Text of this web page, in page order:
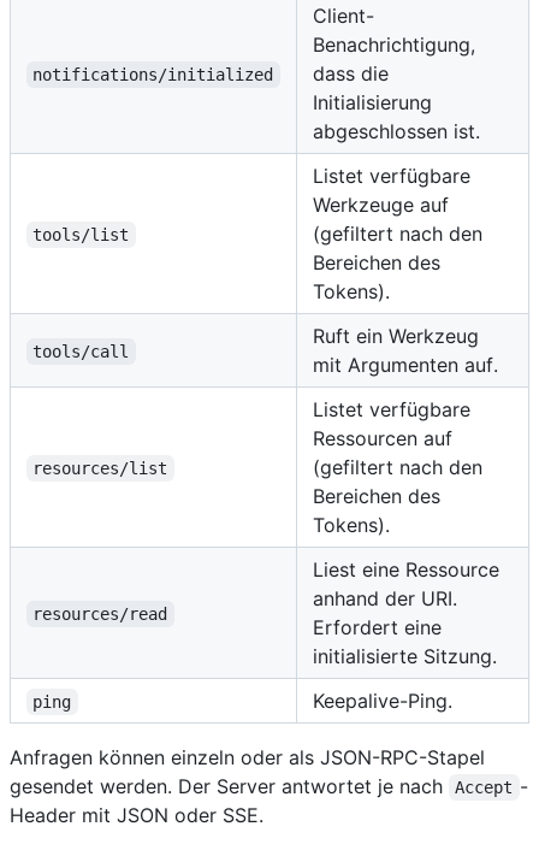
notifications/initialized
Client-
Benachrichtigung,
dass die
Initialisierung
abgeschlossen ist.
tools/list
Listet verfügbare
Werkzeuge auf
(gefiltert nach den
Bereichen des
Tokens).
tools/call
Ruft ein Werkzeug
mit Argumenten auf.
resources/list
Listet verfügbare
Ressourcen auf
(gefiltert nach den
Bereichen des
Tokens).
resources/read
Liest eine Ressource
anhand der URI.
Erfordert eine
initialisierte Sitzung.
ping Keepalive-Ping.
Anfragen können einzeln oder als JSON-RPC-Stapel
gesendet werden. Der Server antwortet je nach
Accept -
Header mit JSON oder SSE.